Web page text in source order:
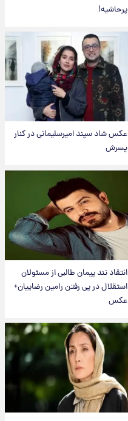
پرحاشیه!
عکس شاد سپند امیرسلیمانی در کنار
پسرش
انتقاد تند پیمان طالبی از مسئولان
استقلال در پی رفتن رامین رضاییان+
عکس